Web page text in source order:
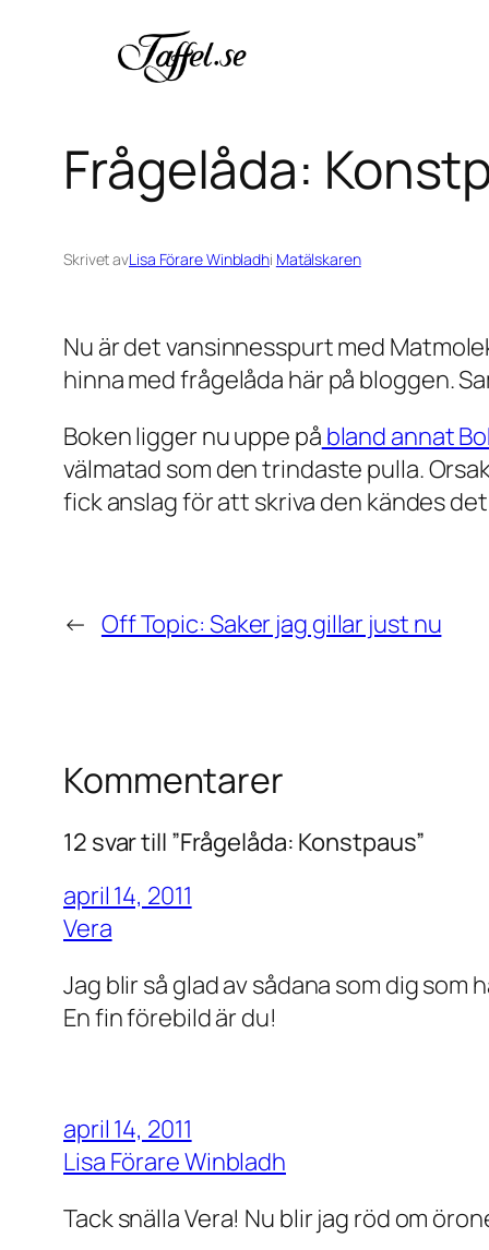
Frågelåda:
Skrivet avLisa Förare Winbladhi Matälskaren
Nu är det vansinnesspurt med
hinna med frågelåda här på bloggen.
Boken ligger nu uppe på bland annat
välmatad som den trindaste pulla.
fick anslag för att skriva den kändes
← Off Topic: Saker jag gillar just nu
Kommentarer
12 svar till ”Frågelåda: Konstpaus”
april 14, 2011
Vera
Jag blir så glad av sådana som dig
En fin förebild är du!
april 14, 2011
Lisa Förare Winbladh
Tack snälla Vera! Nu blir jag röd om